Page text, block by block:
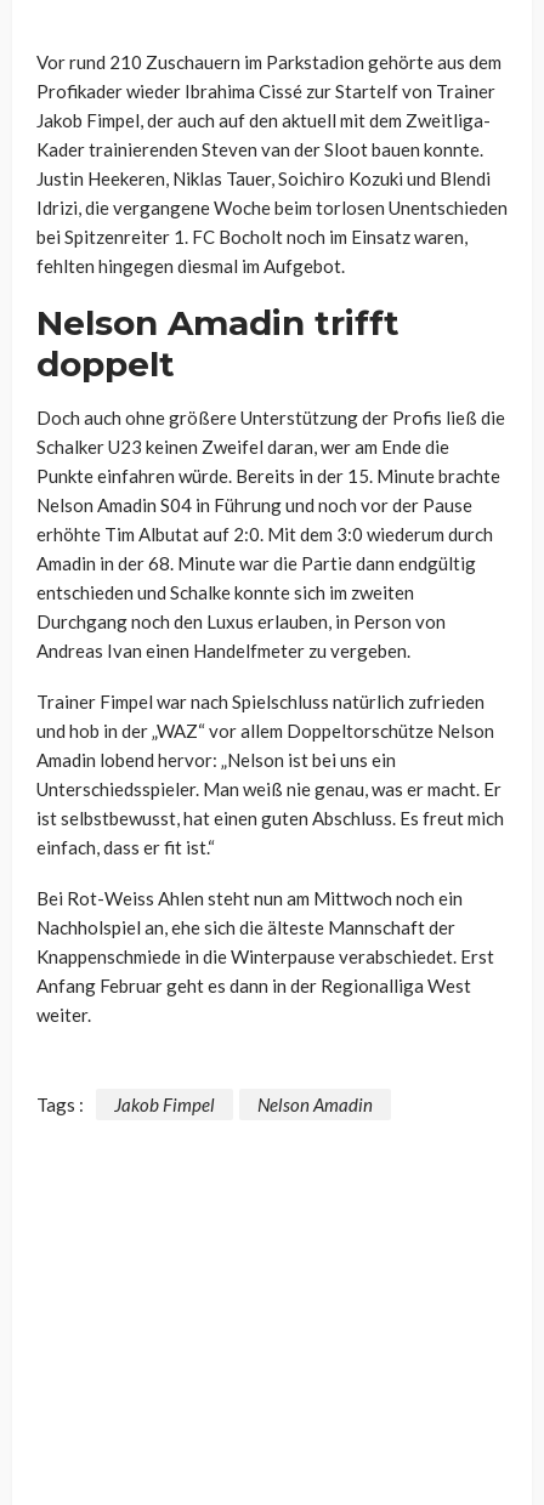
Vor rund 210 Zuschauern im Parkstadion gehörte aus dem
Profikader wieder Ibrahima Cissé zur Startelf von Trainer
Jakob Fimpel, der auch auf den aktuell mit dem Zweitliga-
Kader trainierenden Steven van der Sloot bauen konnte.
Justin Heekeren, Niklas Tauer, Soichiro Kozuki und Blendi
Idrizi, die vergangene Woche beim torlosen Unentschieden
bei Spitzenreiter 1. FC Bocholt noch im Einsatz waren,
fehlten hingegen diesmal im Aufgebot.
Nelson Amadin trifft
doppelt
Doch auch ohne größere Unterstützung der Profis ließ die
Schalker U23 keinen Zweifel daran, wer am Ende die
Punkte einfahren würde. Bereits in der 15. Minute brachte
Nelson Amadin S04 in Führung und noch vor der Pause
erhöhte Tim Albutat auf 2:0. Mit dem 3:0 wiederum durch
Amadin in der 68. Minute war die Partie dann endgültig
entschieden und Schalke konnte sich im zweiten
Durchgang noch den Luxus erlauben, in Person von
Andreas Ivan einen Handelfmeter zu vergeben.
Trainer Fimpel war nach Spielschluss natürlich zufrieden
und hob in der „WAZ“ vor allem Doppeltorschütze Nelson
Amadin lobend hervor: „Nelson ist bei uns ein
Unterschiedsspieler. Man weiß nie genau, was er macht. Er
ist selbstbewusst, hat einen guten Abschluss. Es freut mich
einfach, dass er fit ist.“
Bei Rot-Weiss Ahlen steht nun am Mittwoch noch ein
Nachholspiel an, ehe sich die älteste Mannschaft der
Knappenschmiede in die Winterpause verabschiedet. Erst
Anfang Februar geht es dann in der Regionalliga West
weiter.
Tags : Jakob Fimpel Nelson Amadin